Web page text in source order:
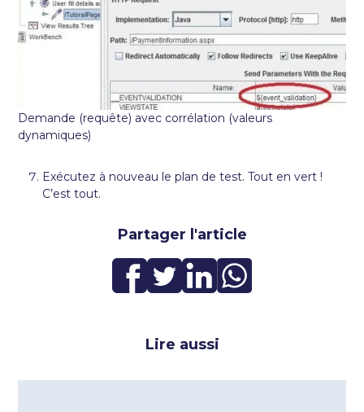
Partager l'article
Demande (requête) avec corrélation (valeurs
dynamiques)
Exécutez à nouveau le plan de test. Tout en vert !
C’est tout.
Lire aussi